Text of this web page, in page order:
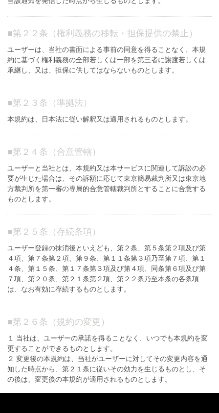
■第２２条（権利義務の移転・担保提供の禁止）
ユーザーは、当社の書面による事前の同意を得ることなく、本規
約に基づく権利義務の全部若しくは一部を第三者に譲渡若しくは
承継し、又は、担保に供してはならないものとします。
■第２３条（準拠法）
本規約は、日本法に従い解釈又は適用されるものとします。
■第２４条（合意管轄）
ユーザーと当社とは、本規約又は本サービスに関連して訴訟の必
要が生じた場合は、その訴額に応じて東京簡易裁判所又は東京地
方裁判所を第一審の専属的合意管轄裁判所とすることに合意する
ものとします。
■第２５条（存続条項）
ユーザー登録の抹消後といえども、第２条、第５条第２項及び第
４項、第７条第２項、第９条、第１１条第３項乃至第７項、第１
４条、第１５条、第１７条第３項及び第４項、同条第６項及び第
７項、第２０条、第２１条第２項、第２２条乃至本条の各条項
は、なお有効に存続するものとします。
■第２６条（規約の変更）
１ 当社は、ユーザーの承諾を得ることなく、いつでも本規約を変
更することができるものとします。
２ 変更後の本規約は、当社がユーザーに対してその変更内容を通
知した時点から、第２１条に従いその効力を生じるものとし、そ
の後は、変更後の本規約が適用されるものとします。